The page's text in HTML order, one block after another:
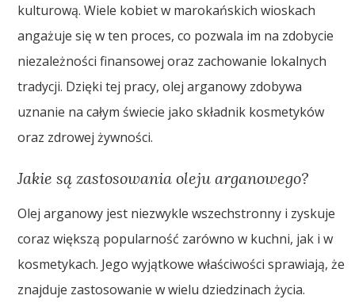
kulturową. Wiele kobiet w marokańskich wioskach
angażuje się w ten proces, co pozwala im na zdobycie
niezależności finansowej oraz zachowanie lokalnych
tradycji. Dzięki tej pracy, olej arganowy zdobywa
uznanie na całym świecie jako składnik kosmetyków
oraz zdrowej żywności.
Jakie są zastosowania oleju arganowego?
Olej arganowy jest niezwykle wszechstronny i zyskuje
coraz większą popularność zarówno w kuchni, jak i w
kosmetykach. Jego wyjątkowe właściwości sprawiają, że
znajduje zastosowanie w wielu dziedzinach życia.